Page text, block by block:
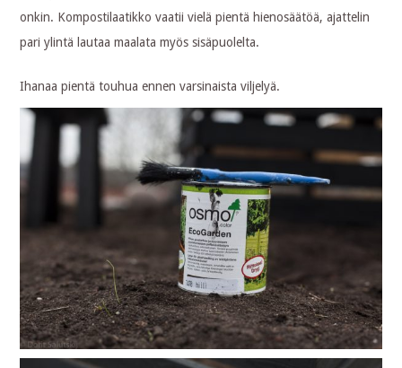
onkin. Kompostilaatikko vaatii vielä pientä hienosäätöä, ajattelin
pari ylintä lautaa maalata myös sisäpuolelta.
Ihanaa pientä touhua ennen varsinaista viljelyä.